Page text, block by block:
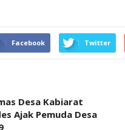
Facebook Twitter
Desa Kabiarat
Ajak Pemuda Desa